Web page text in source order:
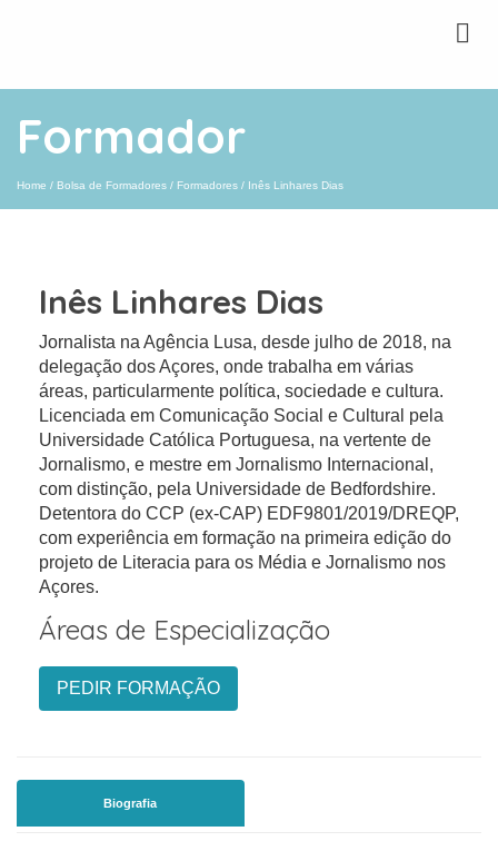
Formador
Home / Bolsa de Formadores / Formadores / Inês Linhares Dias
Inês Linhares Dias
Jornalista na Agência Lusa, desde julho de 2018, na
delegação dos Açores, onde trabalha em várias
áreas, particularmente política, sociedade e cultura.
Licenciada em Comunicação Social e Cultural pela
Universidade Católica Portuguesa, na vertente de
Jornalismo, e mestre em Jornalismo Internacional,
com distinção, pela Universidade de Bedfordshire.
Detentora do CCP (ex-CAP) EDF9801/2019/DREQP,
com experiência em formação na primeira edição do
projeto de Literacia para os Média e Jornalismo nos
Açores.
Áreas de Especialização
PEDIR FORMAÇÃO
Biografia